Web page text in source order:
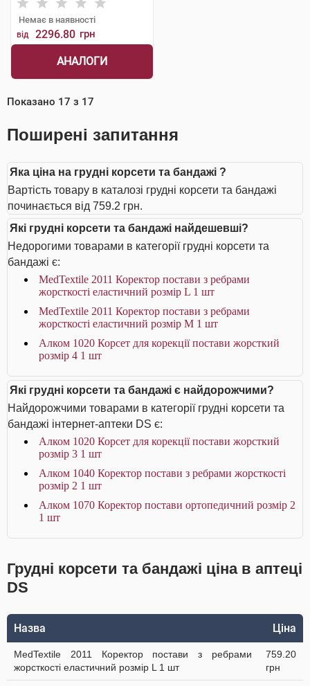
Немає в наявності
від 2296.80 грн
АНАЛОГИ
Показано 17 з 17
Поширені запитання
Яка ціна на грудні корсети та бандажі ?
Вартість товару в каталозі грудні корсети та бандажі
починається від 759.2 грн.
Які грудні корсети та бандажі найдешевші?
Недорогими товарами в категорії грудні корсети та
бандажі є:
MedTextile 2011 Коректор постави з ребрами
жорсткості еластичний розмір L 1 шт
MedTextile 2011 Коректор постави з ребрами
жорсткості еластичний розмір М 1 шт
Алком 1020 Корсет для корекції постави жорсткий
розмір 4 1 шт
Які грудні корсети та бандажі є найдорожчими?
Найдорожчими товарами в категорії грудні корсети та
бандажі інтернет-аптеки DS є:
Алком 1020 Корсет для корекції постави жорсткий
розмір 3 1 шт
Алком 1040 Коректор постави з ребрами жорсткості
розмір 2 1 шт
Алком 1070 Коректор постави ортопедичний розмір 2
1 шт
Грудні корсети та бандажі ціна в аптеці
DS
Назва Ціна
MedTextile 2011 Коректор постави з ребрами
жорсткості еластичний розмір L 1 шт
759.20
грн